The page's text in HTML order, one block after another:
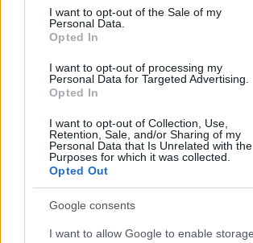
consent section.
I want to opt-out of the Sale of my
Personal Data.
Opted In
I want to opt-out of processing my
Personal Data for Targeted Advertising.
Opted In
I want to opt-out of Collection, Use,
Retention, Sale, and/or Sharing of my
Personal Data that Is Unrelated with the
Purposes for which it was collected.
Opted Out
Google consents
I want to allow Google to enable storage
Yksityinen osakeyhtiö
Avoin yhtiö
Toiminimi
Toimiala
Kiinteistöalan toiminta
Kuljetusliike­toiminta
Majoitus- ja ravitsemistoiminta